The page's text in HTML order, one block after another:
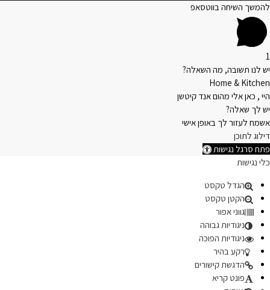
להמשך השיחה בווטסאפ
1
יש לנו תשובה, מה השאלה?
Home & Kitchen
היי , כאן אלי מהום אנד קיטשן
יש לך שאלה?
אשמח לעזור לך באופן אישי
דילוג לתוכן
פתח סרגל נגישות
כלי נגישות
הגדל טקסט
הקטן טקסט
גווני אפור
ניגודיות גבוהה
ניגודיות הפוכה
רקע בהיר
הדגשת קישורים
פונט קריא